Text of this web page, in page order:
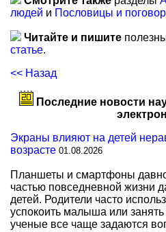
людей и Пословицы и
Читайте и пишите
статье.
<< Назад
Последние новости
Экраны влияют на детей
возрасте 01.08.2026
Планшеты и смартфоны
частью повседневной жизни
детей. Родители часто
успокоить малыша или
ученые все чаще задаются